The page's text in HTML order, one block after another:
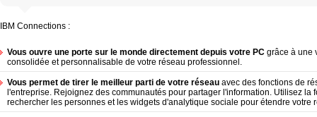
IBM Connections :
Vous ouvre une porte sur le monde directement depuis votre PC grâce à une
consolidée et personnalisable de votre réseau professionnel.
Vous permet de tirer le meilleur parti de votre réseau avec des fonctions de
l'entreprise. Rejoignez des communautés pour partager l'information. Utilisez la
rechercher les personnes et les widgets d'analytique sociale pour étendre votre